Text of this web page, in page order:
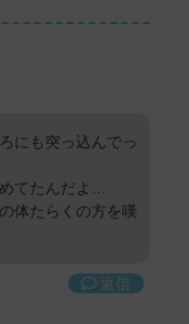
にも突っ込んでっ
てたんだよ…
体たらくの方を嘆
返信